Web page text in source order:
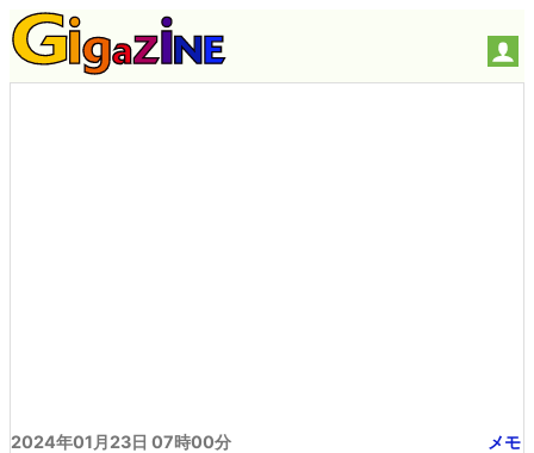
2024年01月23日 07時00分 メモ